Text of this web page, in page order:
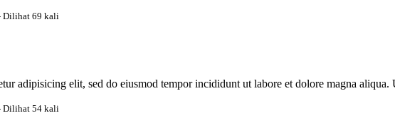
Dilihat 69 kali
adipisicing elit, sed do eiusmod tempor incididunt ut labore et dolore magna
Dilihat 54 kali